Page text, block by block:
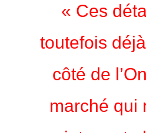
« Ces
toutefois
côté de
marché qui